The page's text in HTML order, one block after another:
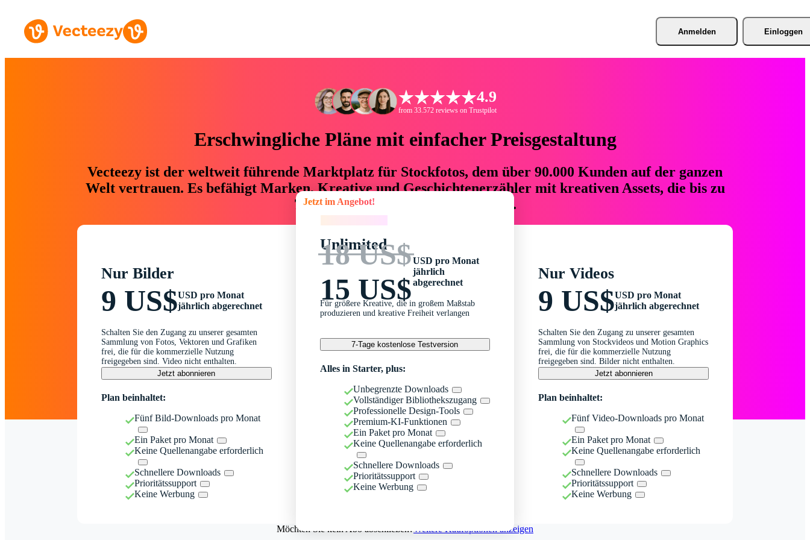
Anmelden Einloggen
4.9
from 33.572 reviews on Trustpilot
Erschwingliche Pläne mit einfacher Preisgestaltung
Vecteezy ist der weltweit führende Marktplatz für Stockfotos, dem über 90.000 Kunden auf der ganzen
Welt vertrauen. Es befähigt Marken, Kreative und Geschichtenerzähler mit kreativen Assets, die bis zu
76 % an Zeit und Budget einsparen.
Nur Bilder
9 US$USD pro Monat
jährlich abgerechnet
Schalten Sie den Zugang zu unserer gesamten
Sammlung von Fotos, Vektoren und Grafiken
frei, die für die kommerzielle Nutzung
freigegeben sind. Video nicht enthalten.
Jetzt abonnieren
Plan beinhaltet:
Fünf Bild-Downloads pro Monat
Ein Paket pro Monat
Keine Quellenangabe erforderlich
Schnellere Downloads
Prioritätssupport
Keine Werbung
Jetzt im Angebot!
Unlimited
18 US$
15 US$
USD pro Monat
jährlich
abgerechnet
Für größere Kreative, die in großem Maßstab
produzieren und kreative Freiheit verlangen
7-Tage kostenlose Testversion
Alles in Starter, plus:
Unbegrenzte Downloads
Vollständiger Bibliothekszugang
Professionelle Design-Tools
Premium-KI-Funktionen
Ein Paket pro Monat
Keine Quellenangabe erforderlich
Schnellere Downloads
Prioritätssupport
Keine Werbung
Nur Videos
9 US$USD pro Monat
jährlich abgerechnet
Schalten Sie den Zugang zu unserer gesamten
Sammlung von Stockvideos und Motion Graphics
frei, die für die kommerzielle Nutzung
freigegeben sind. Bilder nicht enthalten.
Jetzt abonnieren
Plan beinhaltet:
Fünf Video-Downloads pro Monat
Ein Paket pro Monat
Keine Quellenangabe erforderlich
Schnellere Downloads
Prioritätssupport
Keine Werbung
Möchten Sie kein Abo abschließen?Weitere Kaufoptionen anzeigen